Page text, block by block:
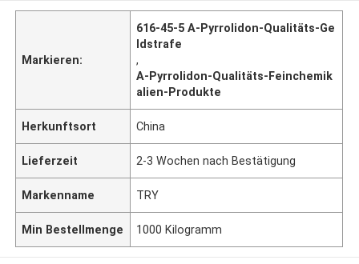
Markieren:
616-45-5 Α-Pyrrolidon-Qualitäts-Ge
ldstrafe
,
Α-Pyrrolidon-Qualitäts-Feinchemik
alien-Produkte
Herkunftsort China
Lieferzeit 2-3 Wochen nach Bestätigung
Markenname TRY
Min Bestellmenge 1000 Kilogramm